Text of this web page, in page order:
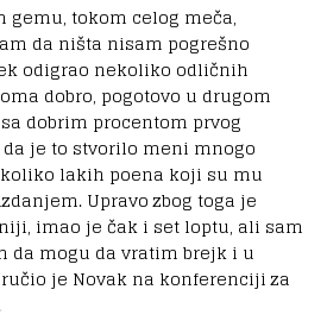
gemu, tokom celog meča,
da ništa nisam pogrešno
odigrao nekoliko odličnih
dobro, pogotovo u drugom
dobrim procentom prvog
je to stvorilo meni mnogo
lakih poena koji su mu
Upravo zbog toga je
imao je čak i set loptu, ali sam
da mogu da vratim brejk i u
je Novak na konferenciji za